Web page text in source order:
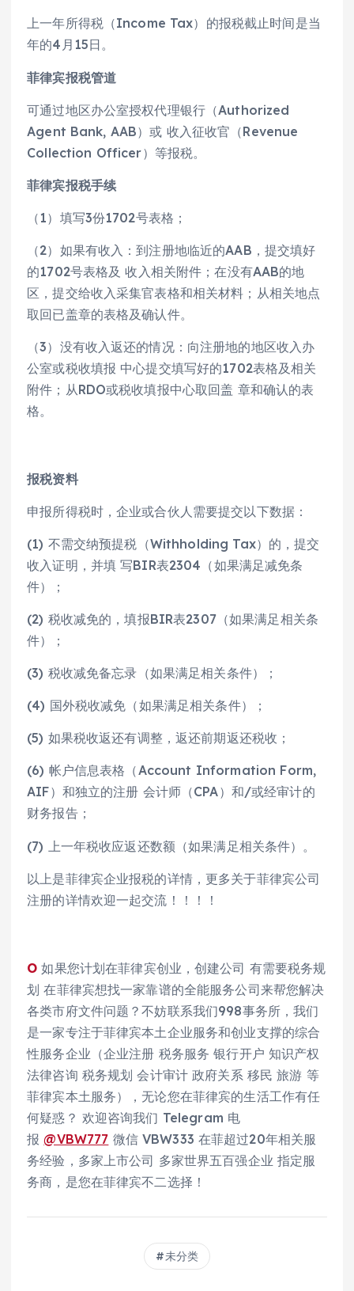
上一年所得税（Income Tax）的报税截止时间是当
年的4月15日。
菲律宾报税管道
可通过地区办公室授权代理银行（Authorized
Agent Bank, AAB）或 收入征收官（Revenue
Collection Officer）等报税。
菲律宾报税手续
（1）填写3份1702号表格；
（2）如果有收入：到注册地临近的AAB，提交填好
的1702号表格及 收入相关附件；在没有AAB的地
区，提交给收入采集官表格和相关材料；从相关地点
取回已盖章的表格及确认件。
（3）没有收入返还的情况：向注册地的地区收入办
公室或税收填报 中心提交填写好的1702表格及相关
附件；从RDO或税收填报中心取回盖 章和确认的表
格。
报税资料
申报所得税时，企业或合伙人需要提交以下数据：
(1) 不需交纳预提税（Withholding Tax）的，提交
收入证明，并填 写BIR表2304（如果满足减免条
件）；
(2) 税收减免的，填报BIR表2307（如果满足相关条
件）；
(3) 税收减免备忘录（如果满足相关条件）；
(4) 国外税收减免（如果满足相关条件）；
(5) 如果税收返还有调整，返还前期返还税收；
(6) 帐户信息表格（Account Information Form,
AIF）和独立的注册 会计师（CPA）和/或经审计的
财务报告；
(7) 上一年税收应返还数额（如果满足相关条件）。
以上是菲律宾企业报税的详情，更多关于菲律宾公司
注册的详情欢迎一起交流！！！！
O如果您计划在菲律宾创业，创建公司 有需要税务规
划 在菲律宾想找一家靠谱的全能服务公司来帮您解决
各类市府文件问题？不妨联系我们998事务所，我们
是一家专注于菲律宾本土企业服务和创业支撑的综合
性服务企业（企业注册 税务服务 银行开户 知识产权
法律咨询 税务规划 会计审计 政府关系 移民 旅游 等
菲律宾本土服务），无论您在菲律宾的生活工作有任
何疑惑？ 欢迎咨询我们 Telegram 电
报@VBW777 微信 VBW333 在菲超过20年相关服
务经验，多家上市公司 多家世界五百强企业 指定服
务商，是您在菲律宾不二选择！
未分类